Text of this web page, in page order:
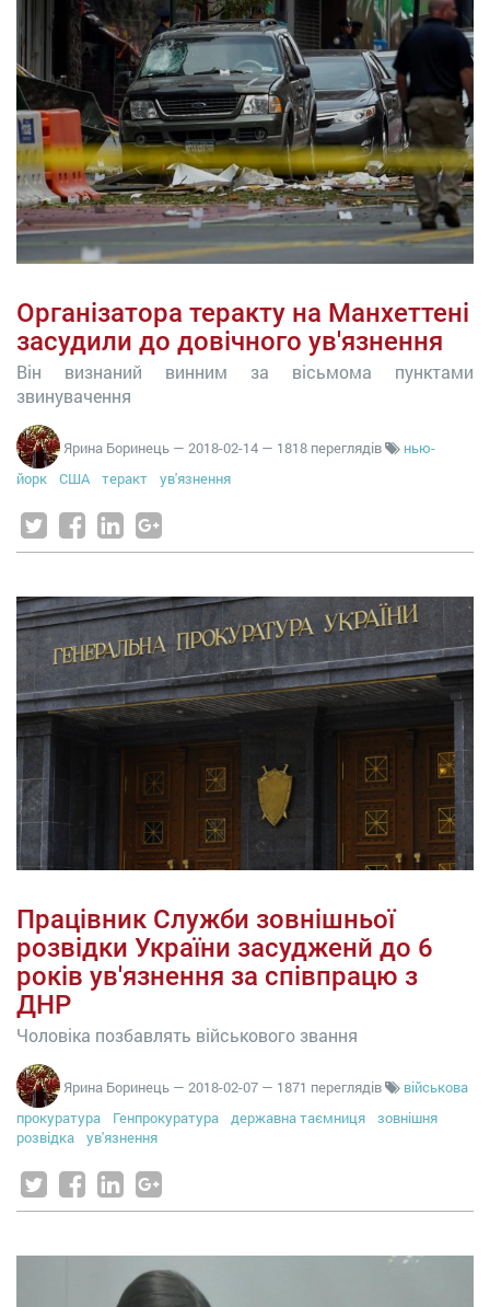
Організатора теракту на Манхеттені
засудили до довічного ув'язнення
Він визнаний винним за вісьмома пунктами
звинувачення
Ярина Боринець — 2018-02-14 — 1818 переглядів
нью-
йорк
США теракт ув'язнення
Працівник Служби зовнішньої
розвідки України засудженй до 6
років ув'язнення за співпрацю з
ДНР
Чоловіка позбавлять військового звання
Ярина Боринець — 2018-02-07 — 1871 переглядів
військова
прокуратура
Генпрокуратура державна таємниця
зовнішня
розвідка
ув'язнення